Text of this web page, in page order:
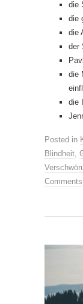
die
die
die
der
die
die
Posted in
Blindheit
Comments